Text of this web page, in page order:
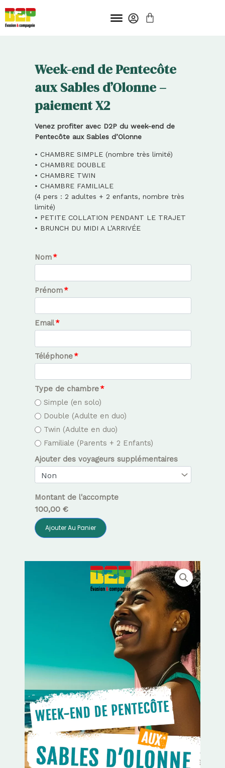
Aller
au
Week-end de Pentecôte
aux Sables d’Olonne –
paiement X2
Venez profiter avec D2P du week-end de
Pentecôte aux Sables d’Olonne
• CHAMBRE SIMPLE (nombre très limité)
• CHAMBRE DOUBLE
• CHAMBRE TWIN
• CHAMBRE FAMILIALE
(4 pers : 2 adultes + 2 enfants, nombre très
limité)
• PETITE COLLATION PENDANT LE TRAJET
• BRUNCH DU MIDI A L’ARRIVÉE
Nom*
Prénom*
Email*
Téléphone*
Type de chambre*
Simple (en solo)
Double (Adulte en duo)
Twin (Adulte en duo)
Familiale (Parents + 2 Enfants)
Ajouter des voyageurs supplémentaires
Montant de l'accompte
100,00 €
Ajouter Au Panier